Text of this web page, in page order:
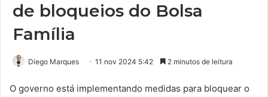
de bloqueios do Bolsa
Família
Diego Marques 11 nov 2024 5:42 2 minutos de leitura
O governo está implementando medidas para bloquear o